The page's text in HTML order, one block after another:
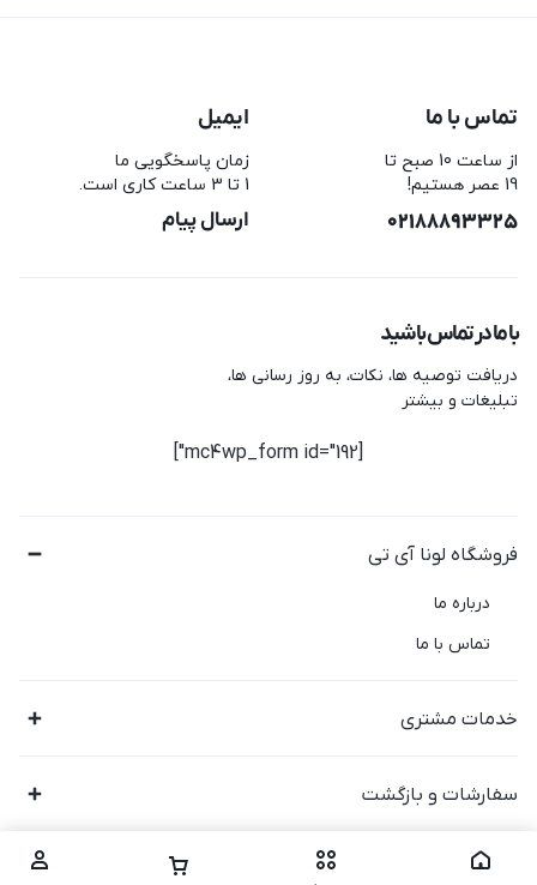
تماس با ما
از ساعت 10 صبح تا
19 عصر هستیم!
02188893325
ایمیل
زمان پاسخگویی ما
1 تا 3 ساعت کاری است.
ارسال پیام
با ما در تماس باشید
دریافت توصیه ها، نکات، به روز رسانی ها،
تبلیغات و بیشتر
[mc4wp_form id="192"]
فروشگاه لونا آی تی
درباره ما
تماس با ما
خدمات مشتری
سفارشات و بازگشت